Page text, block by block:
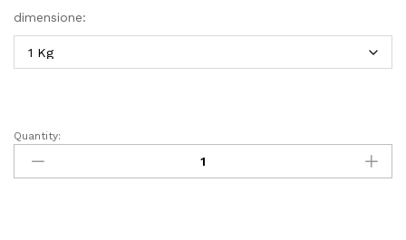
dimensione:
BIOCOBRE
ALFE
RAME
Quantity: